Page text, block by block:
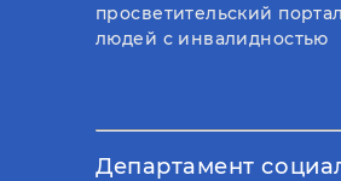
просветительский
людей с инвалидностью
Департамент